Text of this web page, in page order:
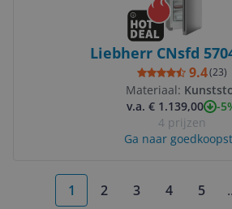
Liebherr CNsfd
9.4(23)
Materiaal:
v.a. € 1.139,00
-
4 prijzen
Ga naar
1 2 3 4 5